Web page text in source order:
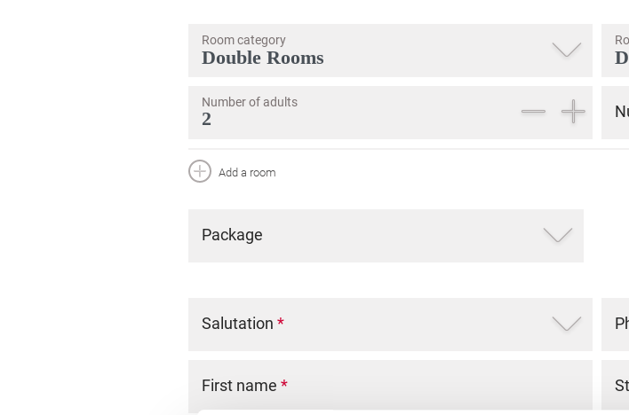
Room category
Number of adults
Add a room
Package
Salutation *
First name *